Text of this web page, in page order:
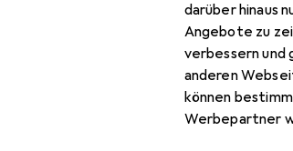
darüber hinaus
Angebote zu
verbessern und
anderen
können
Werbepartner